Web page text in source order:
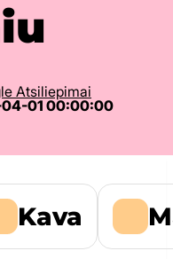
Atsiliepimai
04-01 00:00:00
Kava